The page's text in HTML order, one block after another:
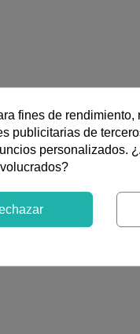
y resistentes,
o
fines de rendimiento,
publicitarias de
personalizados.